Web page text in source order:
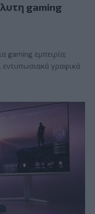
gaming
gaming εμπειρία;
εντυπωσιακά γραφικά